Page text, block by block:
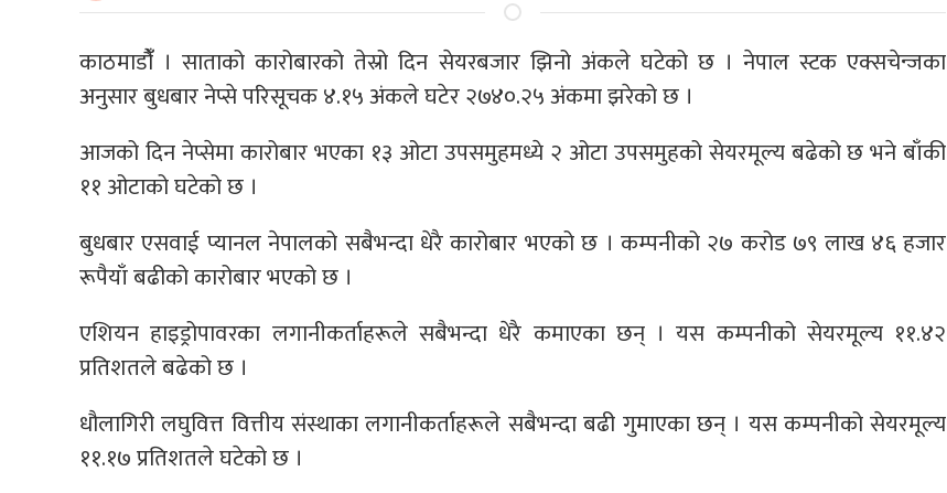
काठमाडौंँ । साताको कारोबारको तेस्रो दिन सेयरबजार झिनो अंकले घटेको छ । नेपाल स्टक एक्सचेन्जका
अनुसार बुधबार नेप्से परिसूचक ४.१५ अंकले घटेर २७४०.२५ अंकमा झरेको छ ।
आजको दिन नेप्सेमा कारोबार भएका १३ ओटा उपसमुहमध्ये २ ओटा उपसमुहको सेयरमूल्य बढेको छ भने बाँकी
११ ओटाको घटेको छ ।
बुधबार एसवाई प्यानल नेपालको सबैभन्दा धेरै कारोबार भएको छ । कम्पनीको २७ करोड ७९ लाख ४६ हजार
रूपैयाँ बढीको कारोबार भएको छ ।
एशियन हाइड्रोपावरका लगानीकर्ताहरूले सबैभन्दा धेरै कमाएका छन् । यस कम्पनीको सेयरमूल्य ११.४२
प्रतिशतले बढेको छ ।
धौलागिरी लघुवित्त वित्तीय संस्थाका लगानीकर्ताहरूले सबैभन्दा बढी गुमाएका छन् । यस कम्पनीको सेयरमूल्य
११.१७ प्रतिशतले घटेको छ ।